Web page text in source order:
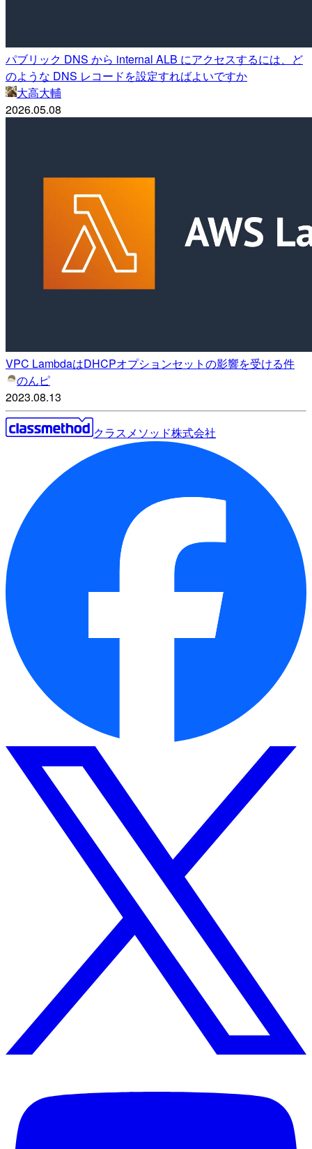
パブリック DNS から internal ALB にアクセスするには、ど
のような DNS レコードを設定すればよいですか
大高大輔
2026.05.08
VPC LambdaはDHCPオプションセットの影響を受ける件
のんピ
2023.08.13
クラスメソッド株式会社